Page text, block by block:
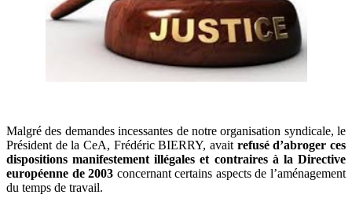
Malgré des demandes incessantes de notre organisation syndicale, le
Président de la CeA, Frédéric BIERRY, avait refusé d’abroger ces
dispositions manifestement illégales et contraires à la Directive
européenne de 2003 concernant certains aspects de l’aménagement
du temps de travail.